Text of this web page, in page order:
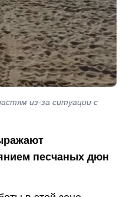
из-за ситуации с
песчаных дюн